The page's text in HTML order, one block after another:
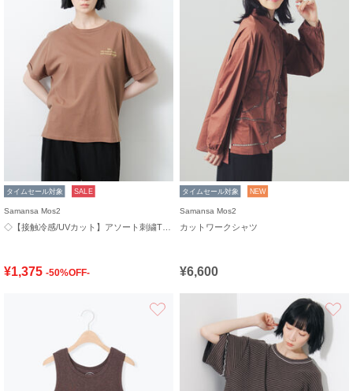
タイムセール対象 SALE
Samansa Mos2
¥1,375 -50%OFF-
タイムセール対象 NEW
Samansa Mos2
カットワークシャツ
¥6,600